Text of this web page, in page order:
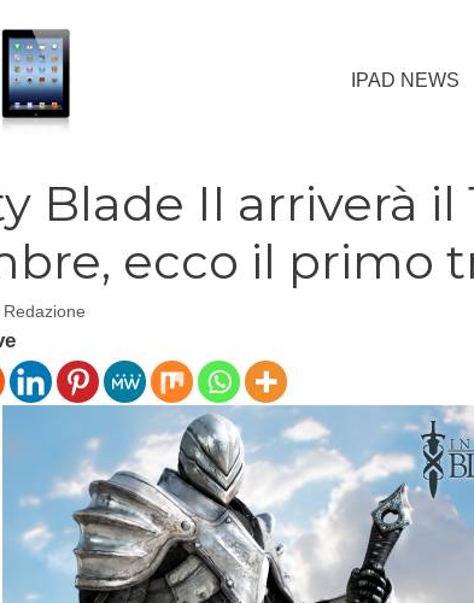
IPAD NEWS
Blade II arriverà il
ecco il primo
Redazione